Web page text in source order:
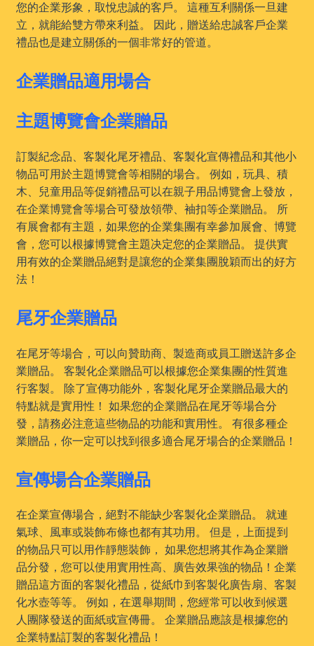
您的企業形象，取悅忠誠的客戶。 這種互利關係一旦建
立，就能給雙方帶來利益。 因此，贈送給忠誠客戶企業
禮品也是建立關係的一個非常好的管道。
企業贈品適用場合
主題博覽會企業贈品
訂製紀念品、客製化尾牙禮品、客製化宣傳禮品和其他小
物品可用於主題博覽會等相關的場合。 例如，玩具、積
木、兒童用品等促銷禮品可以在親子用品博覽會上發放，
在企業博覽會等場合可發放領帶、袖扣等企業贈品。 所
有展會都有主題，如果您的企業集團有幸參加展會、博覽
會，您可以根據博覽會主題决定您的企業贈品。 提供實
用有效的企業贈品絕對是讓您的企業集團脫穎而出的好方
法！
尾牙企業贈品
在尾牙等場合，可以向贊助商、製造商或員工贈送許多企
業贈品。 客製化企業贈品可以根據您企業集團的性質進
行客製。 除了宣傳功能外，客製化尾牙企業贈品最大的
特點就是實用性！ 如果您的企業贈品在尾牙等場合分
發，請務必注意這些物品的功能和實用性。 有很多種企
業贈品，你一定可以找到很多適合尾牙場合的企業贈品！
宣傳場合企業贈品
在企業宣傳場合，絕對不能缺少客製化企業贈品。 就連
氣球、風車或裝飾布條也都有其功用。 但是，上面提到
的物品只可以用作靜態裝飾， 如果您想將其作為企業贈
品分發，您可以使用實用性高、廣告效果強的物品！企業
贈品這方面的客製化禮品，從紙巾到客製化廣告扇、客製
化水壺等等。 例如，在選舉期間，您經常可以收到候選
人團隊發送的面紙或宣傳冊。 企業贈品應該是根據您的
企業特點訂製的客製化禮品！